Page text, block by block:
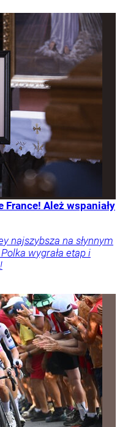
France! Ależ wspaniały
najszybsza na słynnym
wygrała etap i